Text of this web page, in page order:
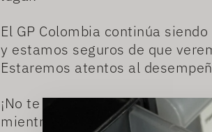
El GP Colombia continúa
y estamos seguros de que
Estaremos atentos al
¡No te pierdas la próxima cita
mientras busca alcanzar la